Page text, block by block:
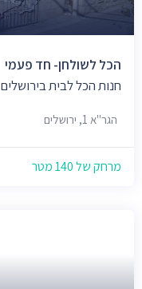
הכל לשולחן- חד פעמי
חנות הכל לבית בירושלים
הגר"א 1, ירושלים
מרחק של 140 מטר